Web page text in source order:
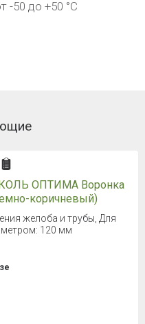
-50 до +50 °С
ОПТИМА Воронка
коричневый)
желоба и трубы, Для
120 мм